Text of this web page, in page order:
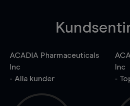
ACADIA Pharmaceuticals
Inc
- Alla kunder
Inc
-